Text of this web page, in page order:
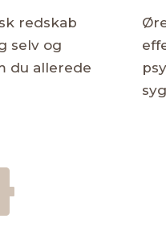
redskab
selv og
du allerede